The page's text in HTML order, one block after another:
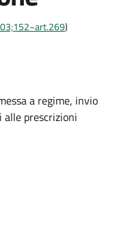
)
a regime, invio
prescrizioni